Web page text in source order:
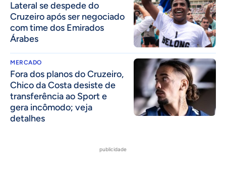
Lateral se despede do
Cruzeiro após ser negociado
com time dos Emirados
Árabes
MERCADO
Fora dos planos do Cruzeiro,
Chico da Costa desiste de
transferência ao Sport e
gera incômodo; veja
detalhes
publicidade